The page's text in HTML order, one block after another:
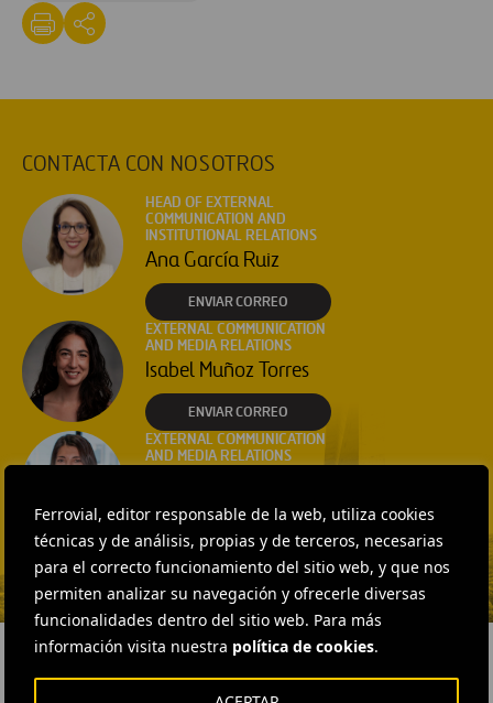
Ferrovial, editor responsable de la web, utiliza cookies
técnicas y de análisis, propias y de terceros, necesarias
para el correcto funcionamiento del sitio web, y que nos
permiten analizar su navegación y ofrecerle diversas
funcionalidades dentro del sitio web. Para más
información visita nuestra política de cookies.
CONTACTA CON NOSOTROS
HEAD OF EXTERNAL
COMMUNICATION AND
INSTITUTIONAL RELATIONS
Ana García Ruiz
ENVIAR CORREO
EXTERNAL COMMUNICATION
AND MEDIA RELATIONS
Isabel Muñoz Torres
ENVIAR CORREO
EXTERNAL COMMUNICATION
AND MEDIA RELATIONS
Vargas
ENVIAR CORREO